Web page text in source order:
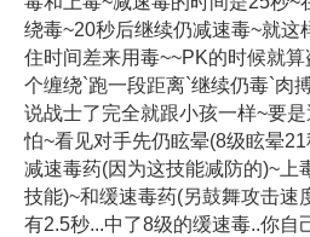
绕毒~20秒后继续仍减速毒~就这
住时间差来用毒~~PK的时候就
个缠绕`跑一段距离`继续仍毒`肉
说战士了完全就跟小孩一样~要
怕~看见对手先仍眩晕(8级眩晕
减速毒药(因为这技能减防的)~上
技能)~和缓速毒药(另鼓舞攻击速
有2.5秒...中了8级的缓速毒..你自